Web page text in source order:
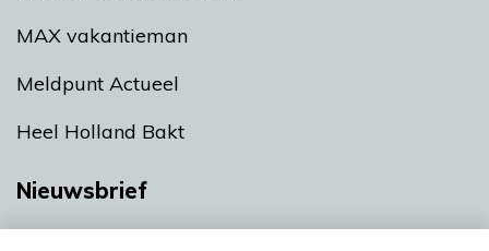
MAX vakantieman
Meldpunt Actueel
Heel Holland Bakt
Nieuwsbrief